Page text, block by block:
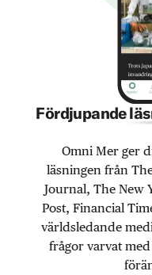
Fördjupande
Omni Mer ger
läsningen från
Journal, The New
Post, Financial
världsledande
frågor varvat